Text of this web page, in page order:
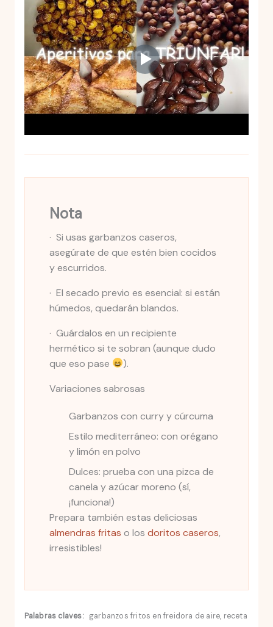
Nota
· Si usas garbanzos caseros,
asegúrate de que estén bien cocidos
y escurridos.
· El secado previo es esencial: si están
húmedos, quedarán blandos.
· Guárdalos en un recipiente
hermético si te sobran (aunque dudo
que eso pase
).
Variaciones sabrosas
Garbanzos con curry y cúrcuma
Estilo mediterráneo: con orégano
y limón en polvo
Dulces: prueba con una pizca de
canela y azúcar moreno (sí,
¡funciona!)
Prepara también estas deliciosas
almendras fritas o los doritos caseros,
irresistibles!
Palabras claves: garbanzos fritos en freidora de aire, receta